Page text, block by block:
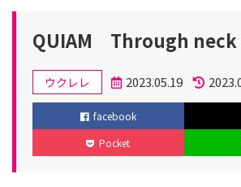
QUIAM Through neck
テ
ゴ
ウクレレ
投
稿
2023.05.19
更
新
facebook
Pocket